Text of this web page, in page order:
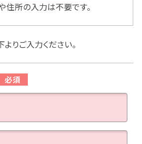
住所の入力は不要です。
りご入力ください。